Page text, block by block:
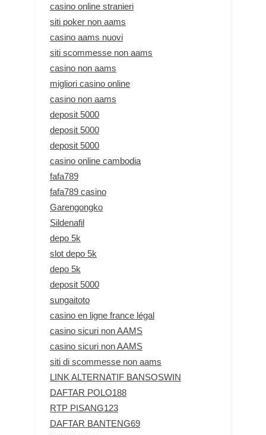
casino online stranieri
siti poker non aams
casino aams nuovi
siti scommesse non aams
casino non aams
migliori casino online
casino non aams
deposit 5000
deposit 5000
deposit 5000
casino online cambodia
fafa789
fafa789 casino
Garengongko
Sildenafil
depo 5k
slot depo 5k
depo 5k
deposit 5000
sungaitoto
casino en ligne france légal
casino sicuri non AAMS
casino sicuri non AAMS
siti di scommesse non aams
LINK ALTERNATIF BANSOSWIN
DAFTAR POLO188
RTP PISANG123
DAFTAR BANTENG69